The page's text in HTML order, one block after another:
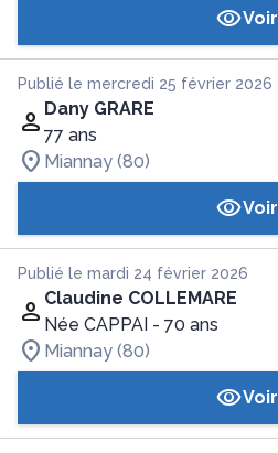
Voir
Publié le mercredi 25 février 2026
Dany GRARE
77 ans
Miannay (80)
Voir
Publié le mardi 24 février 2026
Claudine COLLEMARE
Née CAPPAI - 70 ans
Miannay (80)
Voir